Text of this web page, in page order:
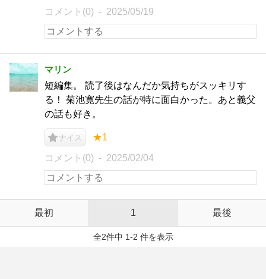
コメント(0) 2025/05/19
マリン
短編集。 読了後はなんだか気持ちがスッキリす
る！ 菊池寛先生の話が特に面白かった。あと義父
の話も好き。
ナイス ★1
コメント(0) 2025/02/04
最初 1 最後
全2件中 1-2 件を表示